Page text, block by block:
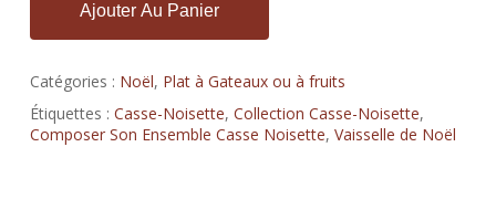
Ajouter Au Panier
Catégories : Noël, Plat à Gateaux ou à fruits
Étiquettes : Casse-Noisette, Collection Casse-Noisette,
Composer Son Ensemble Casse Noisette, Vaisselle de Noël